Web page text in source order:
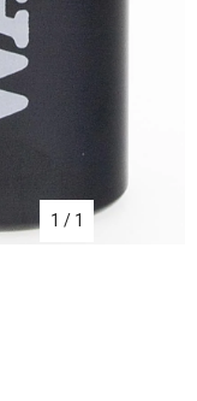
1 / 1